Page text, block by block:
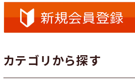
カテゴリから探す